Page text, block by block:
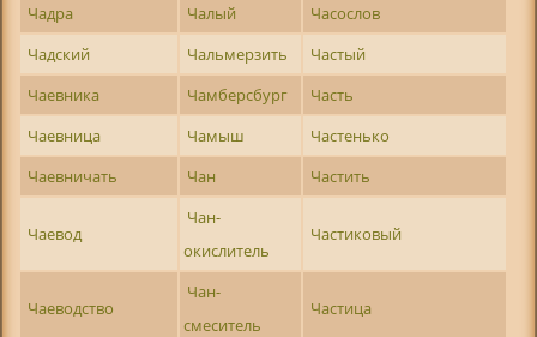
Чадра
Чалый
Часослов
Чадский
Чальмерзить
Частый
Чаевника
Чамберсбург
Часть
Чаевница
Чамыш
Частенько
Чаевничать
Чан Частить
Чаевод
Чан-
окислитель
Частиковый
Чаеводство
Чан-
смеситель
Частица